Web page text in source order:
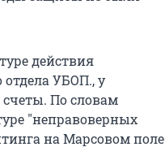
действия
отдела УБОП., у
счеты. По словам
"неправоверных
на Марсовом поле